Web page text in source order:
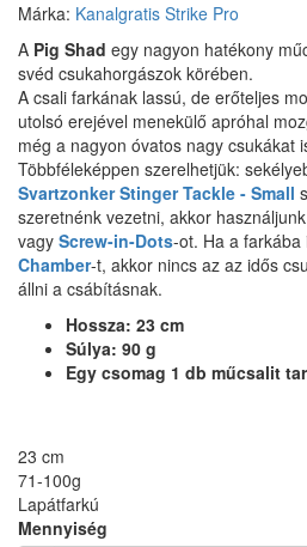
Márka: Kanalgratis Strike Pro
A Pig Shad egy nagyon hatékony
svéd csukahorgászok körében.
A csali farkának lassú, de erőteljes
utolsó erejével menekülő apróhal
még a nagyon óvatos nagy csukákat
Többféleképpen szerelhetjük:
Svartzonker Stinger Tackle - Small
szeretnénk vezetni, akkor
vagy Screw-in-Dots-ot. Ha a farkába
Chamber-t, akkor nincs az az idős
állni a csábításnak.
Hossza: 23 cm
Súlya: 90 g
Egy csomag 1 db műcsalit
23 cm
71-100g
Lapátfarkú
Mennyiség